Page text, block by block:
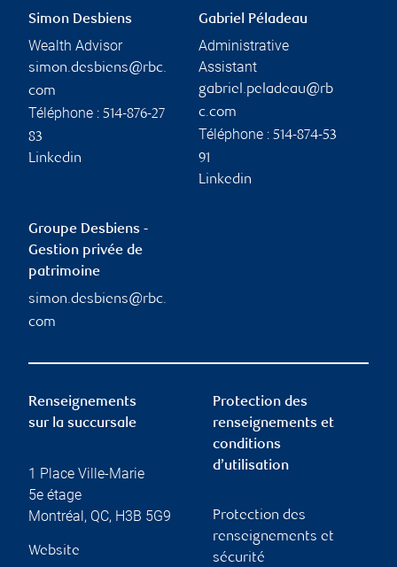
Simon Desbiens
Wealth Advisor
simon.desbiens@rbc.
com
Téléphone : 514-876-27
83
Linkedin
Gabriel Péladeau
Administrative
Assistant
gabriel.peladeau@rb
c.com
Téléphone : 514-874-53
91
Linkedin
Groupe Desbiens -
Gestion privée de
patrimoine
simon.desbiens@rbc.
com
Renseignements
sur la succursale
1 Place Ville-Marie
5e étage
Montréal, QC, H3B 5G9
Website
Protection des
renseignements et
conditions
d’utilisation
Protection des
renseignements et
sécurité